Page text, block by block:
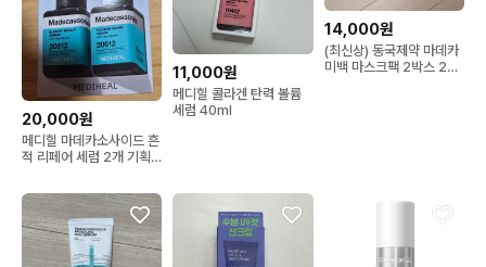
20,000원
메디힐 마데카소사이드 흔
적 리페어 세럼 2개 기획
11,000원
메디힐 콜라겐 탄력 볼륨
세럼 40ml
14,000원
(최신상) 동국제약 마데카
미백 마스크팩 2박스 20